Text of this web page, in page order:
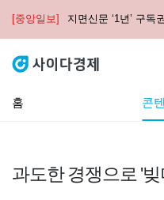
[중앙일보] 지면신문 ‘1년’ 구독
홈 콘
과도한 경쟁으로 '